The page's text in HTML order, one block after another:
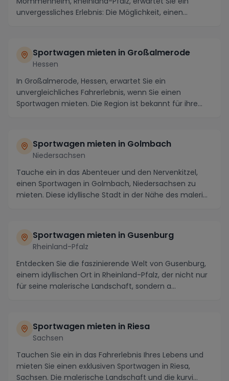
unvergessliches Erlebnis: Die Möglichkeit, einen
Sportwagen mieten in Großalmerode
Hessen
In Großalmerode, Hessen, erwartet Sie ein
unvergleichliches Fahrerlebnis, wenn Sie einen
Sportwagen mieten. Die Region ist bekannt für ihre
Sportwagen mieten in Golmbach
Niedersachsen
Tauche ein in das Abenteuer und den Nervenkitzel,
einen Sportwagen in Golmbach, Niedersachsen zu
mieten. Diese idyllische Stadt in der Nähe des maleri...
Sportwagen mieten in Gusenburg
Rheinland-Pfalz
Entdecken Sie die faszinierende Welt von Gusenburg,
einem idyllischen Ort in Rheinland-Pfalz, der nicht nur
für seine malerische Landschaft, sondern a...
Sportwagen mieten in Riesa
Sachsen
Tauchen Sie ein in das Fahrerlebnis Ihres Lebens und
mieten Sie einen exklusiven Sportwagen in Riesa,
Sachsen. Die malerische Landschaft und die kurvi...